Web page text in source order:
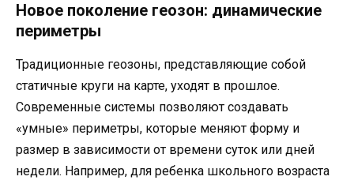
Новое поколение геозон: динамические
периметры
Традиционные геозоны, представляющие собой
статичные круги на карте, уходят в прошлое.
Современные системы позволяют создавать
«умные» периметры, которые меняют форму и
размер в зависимости от времени суток или дней
недели. Например, для ребенка школьного возраста